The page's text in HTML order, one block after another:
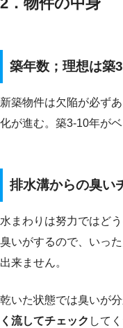
築年数；理想は築
新築物件は欠陥が必ず
化が進む。築3-10年がベ
排水溝からの臭い
水まわりは努力ではど
臭いがするので、いっ
出来ません。
乾いた状態では臭いが
く流してチェック して